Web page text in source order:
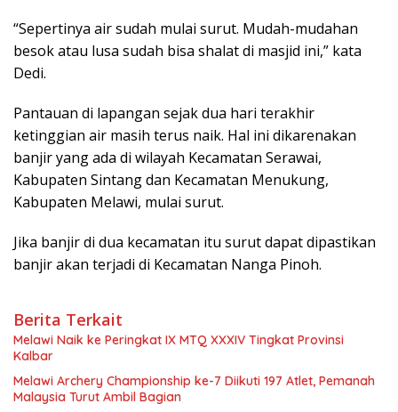
“Sepertinya air sudah mulai surut. Mudah-mudahan
besok atau lusa sudah bisa shalat di masjid ini,” kata
Dedi.
Pantauan di lapangan sejak dua hari terakhir
ketinggian air masih terus naik. Hal ini dikarenakan
banjir yang ada di wilayah Kecamatan Serawai,
Kabupaten Sintang dan Kecamatan Menukung,
Kabupaten Melawi, mulai surut.
Jika banjir di dua kecamatan itu surut dapat dipastikan
banjir akan terjadi di Kecamatan Nanga Pinoh.
Berita Terkait
Melawi Naik ke Peringkat IX MTQ XXXIV Tingkat Provinsi
Kalbar
Melawi Archery Championship ke-7 Diikuti 197 Atlet, Pemanah
Malaysia Turut Ambil Bagian